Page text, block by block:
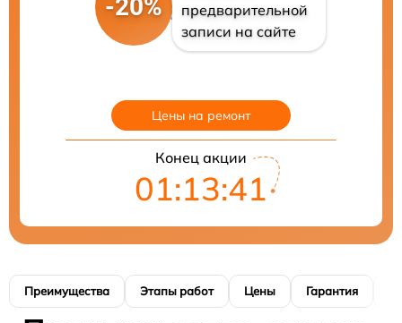
-20%
предварительной
записи на сайте
Цены на ремонт
Конец акции
01:13:40
Преимущества Этапы работ Цены Гарантия